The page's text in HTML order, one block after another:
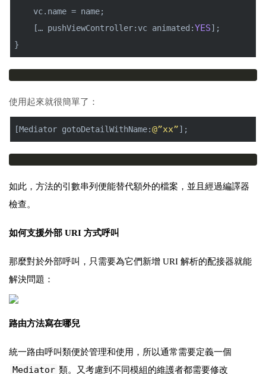
vc.name = name;
[… pushViewController:vc animated:YES];
}
使用起來就很簡單了：
[Mediator gotoDetailWithName:@”xx”];
如此，方法的引數串列便能替代額外的檔案，並且經過編譯器
檢查。
如何支援外部 URI 方式呼叫
那麼對於外部呼叫，只需要為它們新增 URI 解析的配接器就能
解決問題：
路由方法寫在哪兒
統一路由呼叫類便於管理和使用，所以通常需要定義一個
Mediator 類。又考慮到不同模組的維護者都需要修改